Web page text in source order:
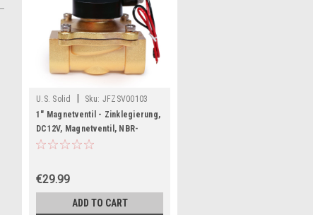
U.S. Solid Sku: JFZSV00103
1" Magnetventil - Zinklegierung,
DC12V, Magnetventil, NBR-
Dichtung, Stromlos geschlossen
€29.99
ADD TO CART